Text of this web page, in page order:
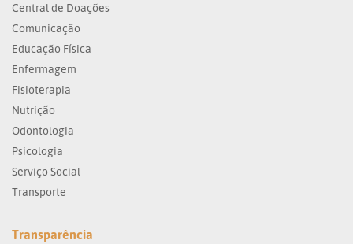
Central de Doações
Comunicação
Educação Física
Enfermagem
Fisioterapia
Nutrição
Odontologia
Psicologia
Serviço Social
Transporte
Transparência